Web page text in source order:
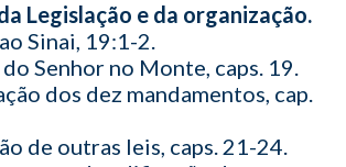
Legislação e da organização.
Sinai, 19:1-2.
Senhor no Monte, caps. 19.
dos dez mandamentos, cap.
de outras leis, caps. 21-24.